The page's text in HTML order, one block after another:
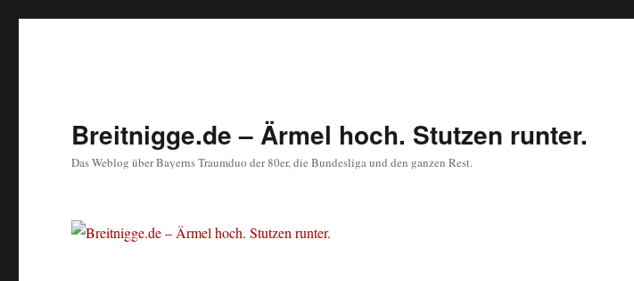
Breitnigge.de – Ärmel hoch. Stutzen runter.
Das Weblog über Bayerns Traumduo der 80er, die Bundesliga und den ganzen Rest.